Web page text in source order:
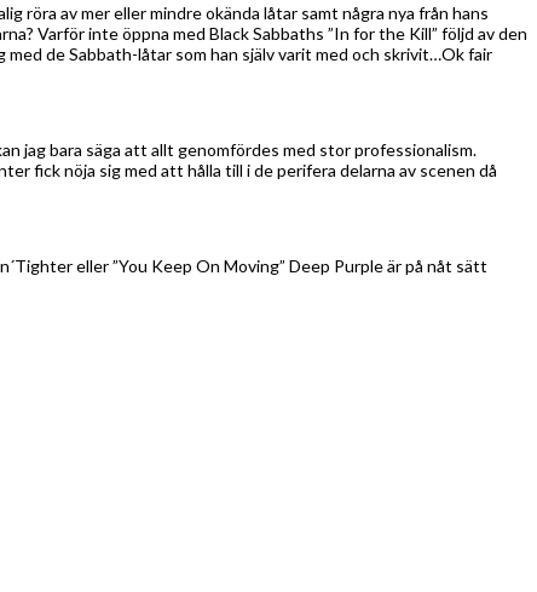
röra av mer eller mindre okända låtar samt några nya från hans
Varför inte öppna med Black Sabbaths ”In for the Kill” följd av den
de Sabbath-låtar som han själv varit med och skrivit…Ok fair
jag bara säga att allt genomfördes med stor professionalism.
fick nöja sig med att hålla till i de perifera delarna av scenen då
eller ”You Keep On Moving” Deep Purple är på nåt sätt